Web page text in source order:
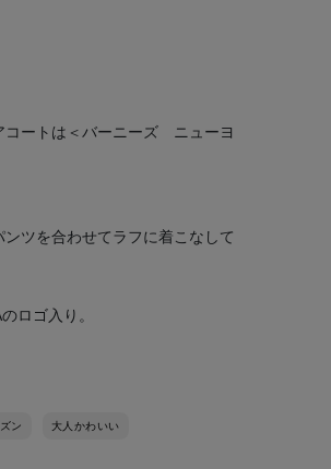
コートは＜バーニーズ ニューヨ
ツを合わせてラフに着こなして
ロゴ入り。
ン 大人かわいい